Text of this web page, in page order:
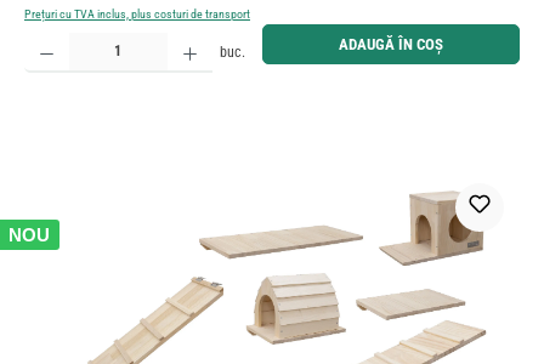
Prețuri cu TVA inclus, plus costuri de transport
Cantitate produs: Introduceți cantitatea dorită sau utilizați butoanele pentru a mări sau micșora
buc. ADAUGĂ ÎN COȘ
NOU